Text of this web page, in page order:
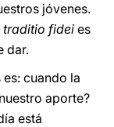
jóvenes.
traditio fidei es
dar.
cuando la
aporte?
está